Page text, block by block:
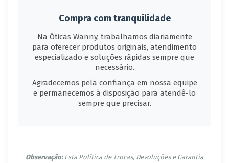
Compra com tranquilidade
Na Óticas Wanny, trabalhamos diariamente
para oferecer produtos originais, atendimento
especializado e soluções rápidas sempre que
necessário.
Agradecemos pela confiança em nossa equipe
e permanecemos à disposição para atendê-lo
sempre que precisar.
Observação:Esta Política de Trocas, Devoluções e Garantia